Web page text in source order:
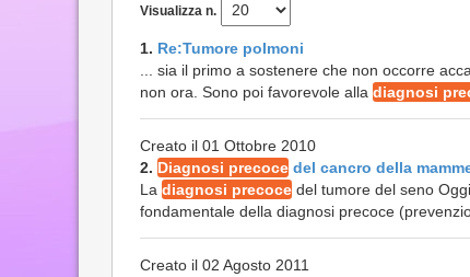
Visualizza n.
1. Re:Tumore polmoni
... sia il primo a sostenere che non occorre
non ora. Sono poi favorevole alla diagnosi
Creato il 01 Ottobre 2010
2. Diagnosi precoce del cancro della
La diagnosi precoce del tumore del seno
fondamentale della diagnosi precoce
Creato il 02 Agosto 2011